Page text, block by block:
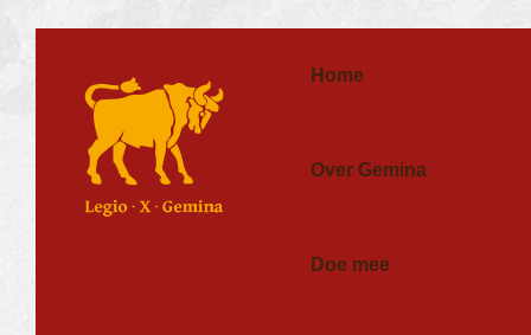
Home
Over Gemina
Doe mee